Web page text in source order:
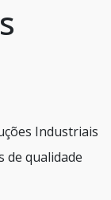
Industriais
de qualidade